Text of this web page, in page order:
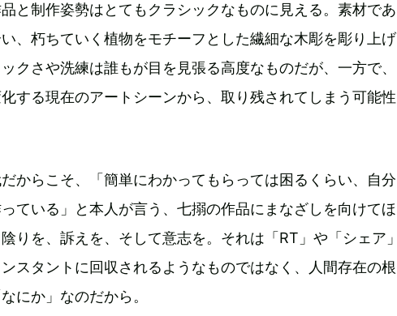
と制作姿勢はとてもクラシックなものに見える。素材であ
、朽ちていく植物をモチーフとした繊細な木彫を彫り上げ
クさや洗練は誰もが目を見張る高度なものだが、一方で、
する現在のアートシーンから、取り残されてしまう可能性
からこそ、「簡単にわかってもらっては困るくらい、自分
ている」と本人が言う、七搦の作品にまなざしを向けてほ
りを、訴えを、そして意志を。それは「RT」や「シェア」
スタントに回収されるようなものではなく、人間存在の根
にか」なのだから。